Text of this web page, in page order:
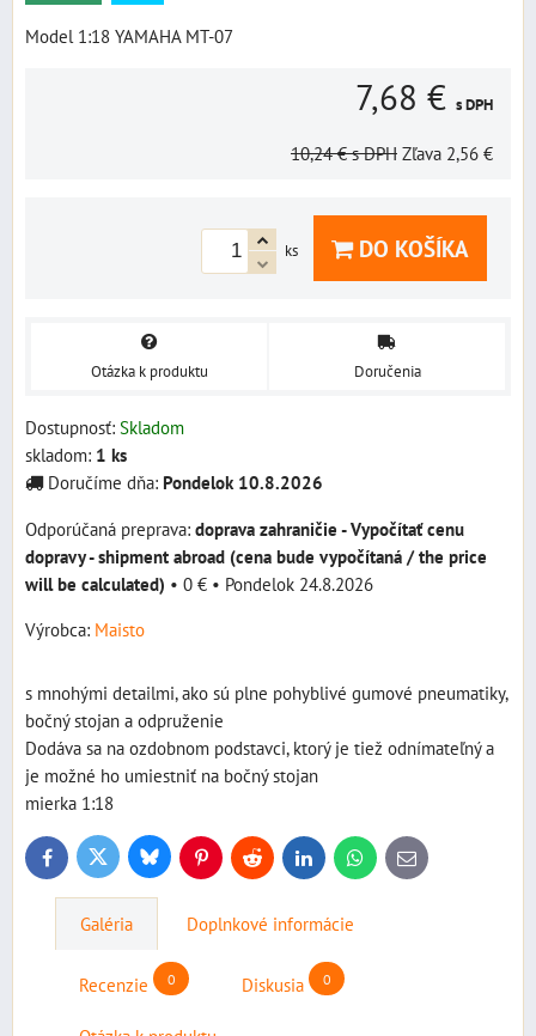
Model 1:18 YAMAHA MT-07
7,68 € s DPH
10,24 € s DPH Zľava 2,56 €
ks DO KOŠÍKA
Otázka k produktu Doručenia
Dostupnosť: Skladom
skladom: 1 ks
Doručíme dňa: Pondelok 10.8.2026
doprava zahraničie - Vypočítať cenu
dopravy - shipment abroad (cena bude vypočítaná / the price
will be calculated) • 0 € • Pondelok 24.8.2026
Výrobca: Maisto
s mnohými detailmi, ako sú plne pohyblivé gumové pneumatiky,
bočný stojan a odpruženie
Dodáva sa na ozdobnom podstavci, ktorý je tiež odnímateľný a
je možné ho umiestniť na bočný stojan
mierka 1:18
FacebookTwitter BlueskyPinterestReddit LinkedInWhatsApp
E-
mail
Galéria Doplnkové informácie
Recenzie 0 Diskusia 0